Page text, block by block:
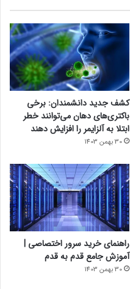
کشف جدید دانشمندان: برخی
باکتری‌های دهان می‌توانند خطر
ابتلا به آلزایمر را افزایش دهند
30 بهمن 1403
راهنمای خرید سرور اختصاصی |
آموزش جامع قدم به قدم
30 بهمن 1403